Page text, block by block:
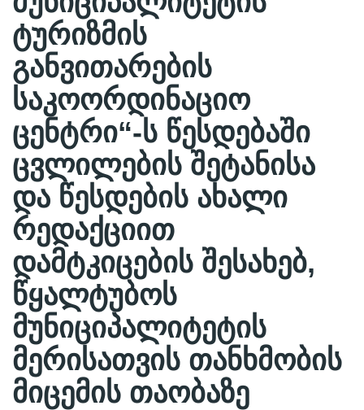
ტურიზმის
განვითარების
საკოორდინაციო
ცენტრი“-ს წესდებაში
ცვლილების შეტანისა
და წესდების ახალი
რედაქციით
დამტკიცების შესახებ,
წყალტუბოს
მუნიციპალიტეტის
მერისათვის თანხმობის
მიცემის თაობაზე